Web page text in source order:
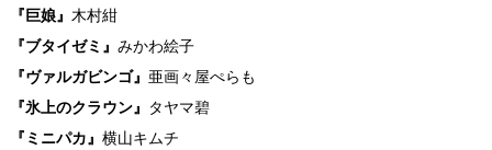
『巨娘』 木村紺
『ブタイゼミ』 みかわ絵子
『ヴァルガビンゴ』 亜画々屋ぺらも
『氷上のクラウン』 タヤマ碧
『ミニパカ』 横山キムチ